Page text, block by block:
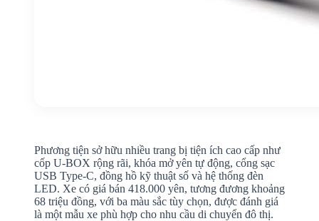
Phương tiện sở hữu nhiều trang bị tiện ích cao cấp như
cốp U-BOX rộng rãi, khóa mở yên tự động, cổng sạc
USB Type-C, đồng hồ kỹ thuật số và hệ thống đèn
LED. Xe có giá bán 418.000 yên, tương đương khoảng
68 triệu đồng, với ba màu sắc tùy chọn, được đánh giá
là một mẫu xe phù hợp cho nhu cầu di chuyển đô thị.